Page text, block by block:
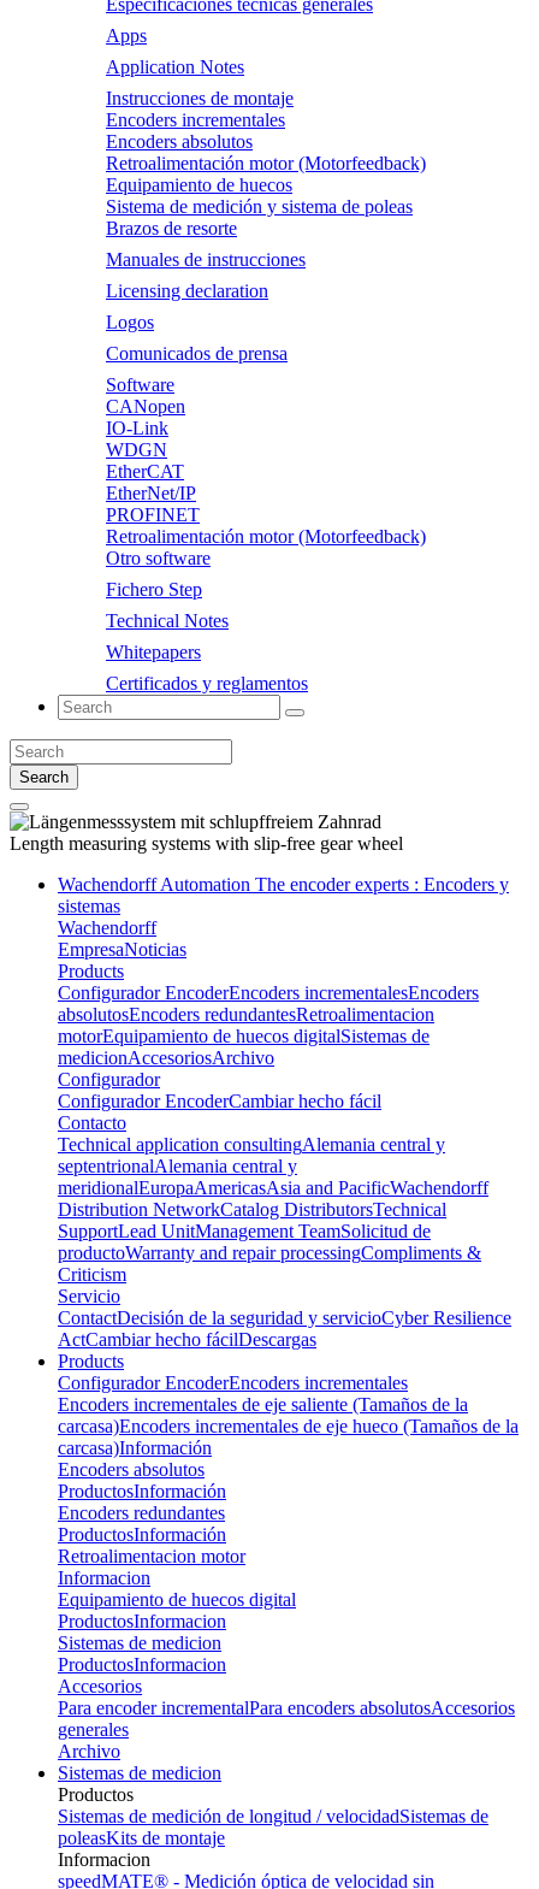
Especificaciones técnicas generales
Apps
Application Notes
Instrucciones de montaje
Encoders incrementales
Encoders absolutos
Retroalimentación motor (Motorfeedback)
Equipamiento de huecos
Sistema de medición y sistema de poleas
Brazos de resorte
Manuales de instrucciones
Licensing declaration
Logos
Comunicados de prensa
Software
CANopen
IO-Link
WDGN
EtherCAT
EtherNet/IP
PROFINET
Retroalimentación motor (Motorfeedback)
Otro software
Fichero Step
Technical Notes
Whitepapers
Certificados y reglamentos
Search
Length measuring systems with slip-free gear wheel
Wachendorff Automation The encoder experts : Encoders y
sistemas
Wachendorff
EmpresaNoticias
Products
Configurador EncoderEncoders incrementalesEncoders
absolutosEncoders redundantesRetroalimentacion
motorEquipamiento de huecos digitalSistemas de
medicionAccesoriosArchivo
Configurador
Configurador EncoderCambiar hecho fácil
Contacto
Technical application consultingAlemania central y
septentrionalAlemania central y
meridionalEuropaAmericasAsia and PacificWachendorff
Distribution NetworkCatalog DistributorsTechnical
SupportLead UnitManagement TeamSolicitud de
productoWarranty and repair processingCompliments &
Criticism
Servicio
ContactDecisión de la seguridad y servicioCyber Resilience
ActCambiar hecho fácilDescargas
Products
Configurador EncoderEncoders incrementales
Encoders incrementales de eje saliente (Tamaños de la
carcasa)Encoders incrementales de eje hueco (Tamaños de la
carcasa)Información
Encoders absolutos
ProductosInformación
Encoders redundantes
ProductosInformación
Retroalimentacion motor
Informacion
Equipamiento de huecos digital
ProductosInformacion
Sistemas de medicion
ProductosInformacion
Accesorios
Para encoder incrementalPara encoders absolutosAccesorios
generales
Archivo
Sistemas de medicion
Productos
Sistemas de medición de longitud / velocidadSistemas de
poleasKits de montaje
Informacion
speedMATE® - Medición óptica de velocidad sin